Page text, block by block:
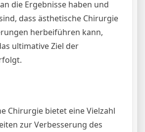
die Ergebnisse haben und
dass ästhetische Chirurgie
herbeiführen kann,
ultimative Ziel der
Chirurgie bietet eine Vielzahl
zur Verbesserung des